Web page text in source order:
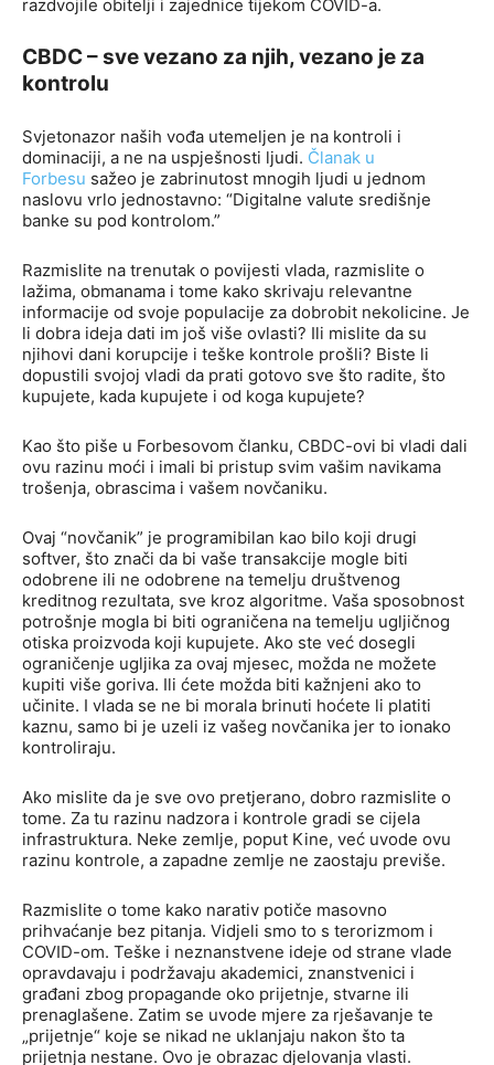
razdvojile obitelji i zajednice tijekom COVID-a.
CBDC – sve vezano za njih, vezano je za
kontrolu
Svjetonazor naših vođa utemeljen je na kontroli i
dominaciji, a ne na uspješnosti ljudi. Članak u
Forbesu sažeo je zabrinutost mnogih ljudi u jednom
naslovu vrlo jednostavno: “Digitalne valute središnje
banke su pod kontrolom.”
Razmislite na trenutak o povijesti vlada, razmislite o
lažima, obmanama i tome kako skrivaju relevantne
informacije od svoje populacije za dobrobit nekolicine. Je
li dobra ideja dati im još više ovlasti? Ili mislite da su
njihovi dani korupcije i teške kontrole prošli? Biste li
dopustili svojoj vladi da prati gotovo sve što radite, što
kupujete, kada kupujete i od koga kupujete?
Kao što piše u Forbesovom članku, CBDC-ovi bi vladi dali
ovu razinu moći i imali bi pristup svim vašim navikama
trošenja, obrascima i vašem novčaniku.
Ovaj “novčanik” je programibilan kao bilo koji drugi
softver, što znači da bi vaše transakcije mogle biti
odobrene ili ne odobrene na temelju društvenog
kreditnog rezultata, sve kroz algoritme. Vaša sposobnost
potrošnje mogla bi biti ograničena na temelju ugljičnog
otiska proizvoda koji kupujete. Ako ste već dosegli
ograničenje ugljika za ovaj mjesec, možda ne možete
kupiti više goriva. Ili ćete možda biti kažnjeni ako to
učinite. I vlada se ne bi morala brinuti hoćete li platiti
kaznu, samo bi je uzeli iz vašeg novčanika jer to ionako
kontroliraju.
Ako mislite da je sve ovo pretjerano, dobro razmislite o
tome. Za tu razinu nadzora i kontrole gradi se cijela
infrastruktura. Neke zemlje, poput Kine, već uvode ovu
razinu kontrole, a zapadne zemlje ne zaostaju previše.
Razmislite o tome kako narativ potiče masovno
prihvaćanje bez pitanja. Vidjeli smo to s terorizmom i
COVID-om. Teške i neznanstvene ideje od strane vlade
opravdavaju i podržavaju akademici, znanstvenici i
građani zbog propagande oko prijetnje, stvarne ili
prenaglašene. Zatim se uvode mjere za rješavanje te
„prijetnje“ koje se nikad ne uklanjaju nakon što ta
prijetnja nestane. Ovo je obrazac djelovanja vlasti.